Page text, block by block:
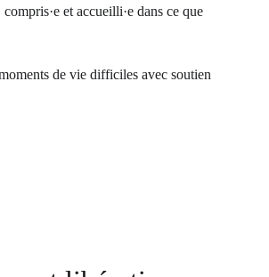
compris·e et accueilli·e dans ce que
de vie difficiles avec soutien